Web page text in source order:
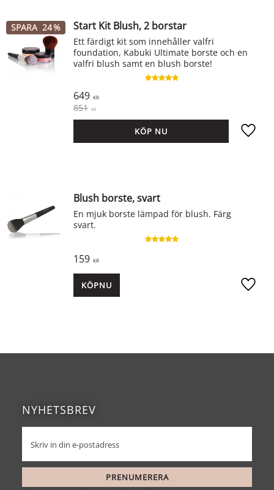
Start Kit Blush, 2 borstar
Ett färdigt kit som innehåller valfri
foundation, Kabuki Ultimate borste och en
valfri blush samt en blush borste!
649 KR
851 KR
SPARA 24%
Lägg
Blush borste, svart
En mjuk borste lämpad för blush. Färg
svart.
159 KR
Lägg
KÖP
NYHETSBREV
PRENUMERERA